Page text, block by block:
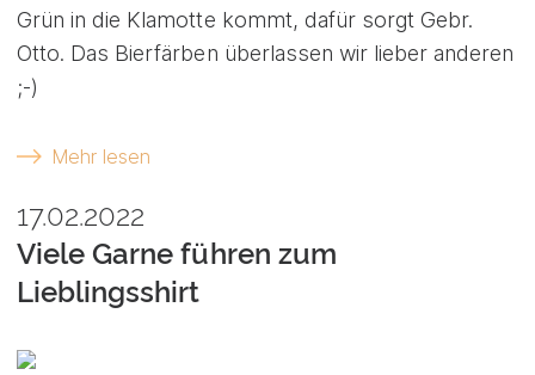
Grün in die Klamotte kommt, dafür sorgt Gebr.
Otto. Das Bierfärben überlassen wir lieber anderen
;-)
Mehr lesen
17.02.2022
Viele Garne führen zum
Lieblingsshirt